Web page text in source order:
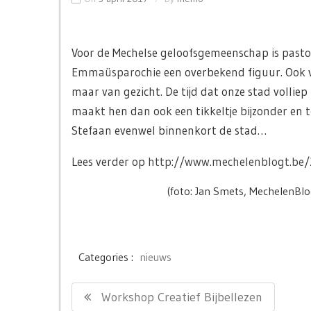
Voor de Mechelse geloofsgemeenschap is
Emmaüsparochie een overbekend figuur. Ook
maar van gezicht. De tijd dat onze stad
maakt hen dan ook een tikkeltje bijzonder
Stefaan evenwel binnenkort de stad…
Lees verder op http://
(foto: Jan Smets,
Categories : nieuws
Bericht
navigatie
Previous
Workshop Creatief Bijbellezen